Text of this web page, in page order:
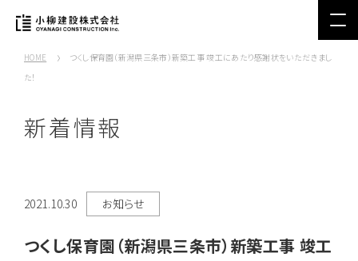
HOME
つくし保育園（新潟県三条市）新築工事 竣工にあたり感謝状をいただきまし
た！
新着情報
2021.10.30 お知らせ
つくし保育園（新潟県三条市）新築工事 竣工